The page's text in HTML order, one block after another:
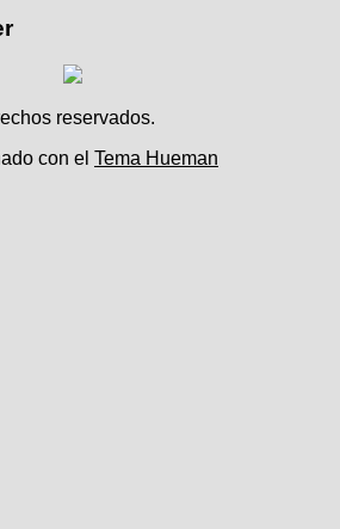
reservados.
con el Tema Hueman